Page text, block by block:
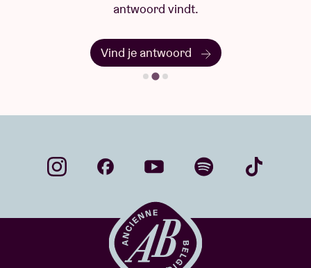
antwoord vindt.
Vind je antwoord